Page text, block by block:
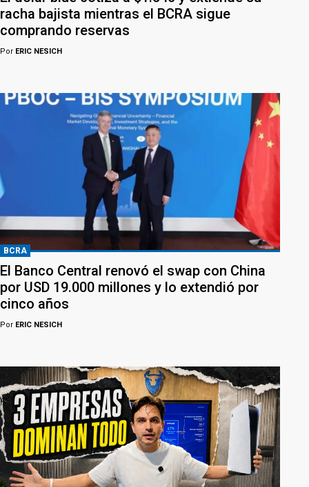
racha bajista mientras el BCRA sigue
comprando reservas
Por ERIC NESICH
BCRA
El Banco Central renovó el swap con China
por USD 19.000 millones y lo extendió por
cinco años
Por ERIC NESICH